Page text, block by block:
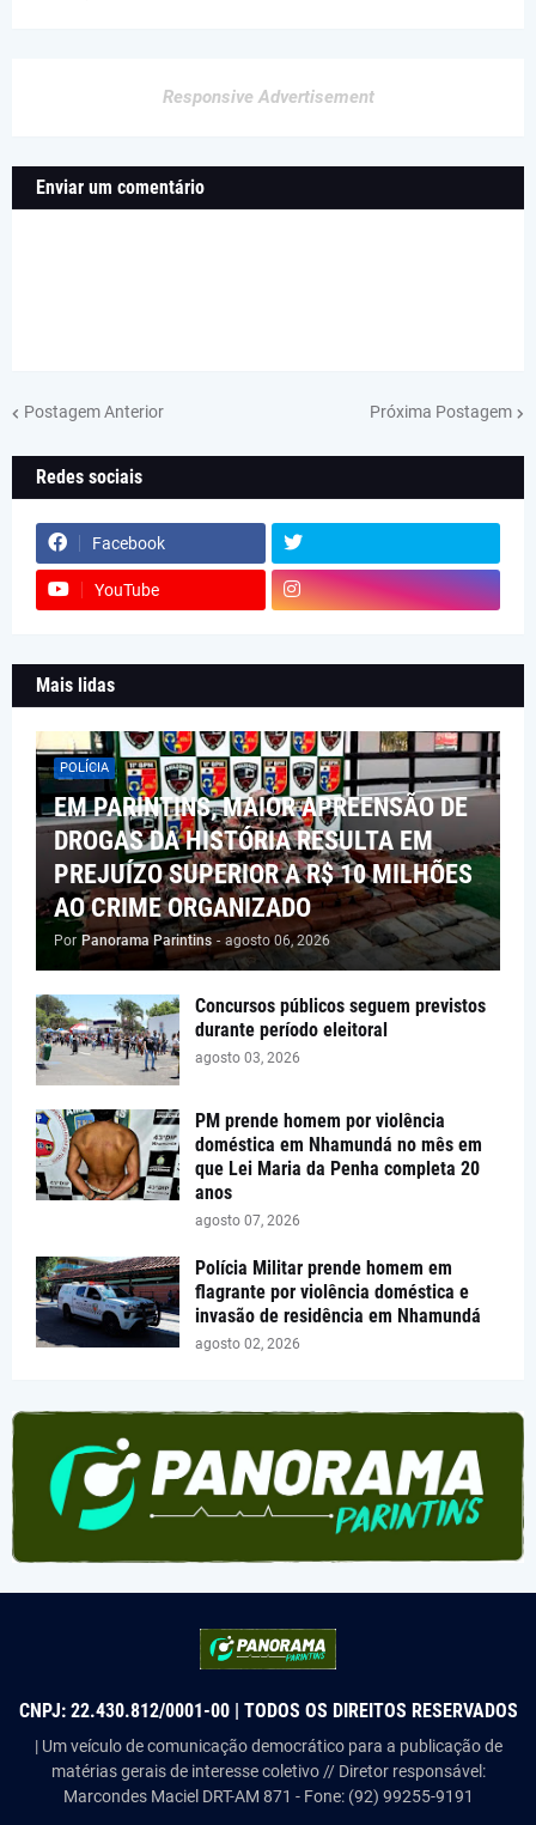
Responsive Advertisement
Enviar um comentário
Postagem Anterior Próxima Postagem
Redes sociais
Facebook
YouTube
Mais lidas
POLÍCIA
EM PARINTINS, MAIOR APREENSÃO DE
DROGAS DA HISTÓRIA RESULTA EM
PREJUÍZO SUPERIOR A R$ 10 MILHÕES
AO CRIME ORGANIZADO
Por Panorama Parintins - agosto 06, 2026
Concursos públicos seguem previstos
durante período eleitoral
agosto 03, 2026
PM prende homem por violência
doméstica em Nhamundá no mês em
que Lei Maria da Penha completa 20
anos
agosto 07, 2026
Polícia Militar prende homem em
flagrante por violência doméstica e
invasão de residência em Nhamundá
agosto 02, 2026
CNPJ: 22.430.812/0001-00 | TODOS OS DIREITOS RESERVADOS
| Um veículo de comunicação democrático para a publicação de
matérias gerais de interesse coletivo // Diretor responsável:
Marcondes Maciel DRT-AM 871 - Fone: (92) 99255-9191